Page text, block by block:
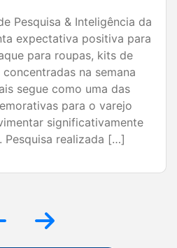
conseguimos debater
para o meio, inclusive as